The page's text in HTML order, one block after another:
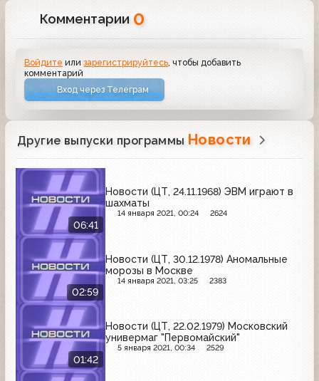
Комментарии 0
Войдите илизарегистрируйтесь , чтобы добавить
комментарий
Вход через Телеграм
Другие выпуски программы Новости
06:41
Новости (ЦТ, 24.11.1968) ЭВМ играют в
шахматы
14 января 2021, 00:24 2624
02:59
Новости (ЦТ, 30.12.1978) Аномальные
морозы в Москве
14 января 2021, 03:25 2383
01:42
Новости (ЦТ, 22.02.1979) Московский
универмаг "Первомайский"
5 января 2021, 00:34 2529